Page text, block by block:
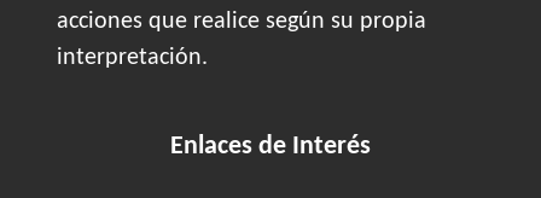
acciones que realice según su propia
interpretación.
Enlaces de Interés